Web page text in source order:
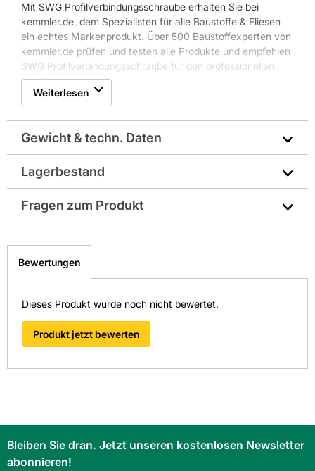
Mit SWG Profilverbindungsschraube erhalten Sie bei
kemmler.de, dem Spezialisten für alle Baustoffe & Fliesen
ein echtes Markenprodukt. Über 500 Baustoffexperten von
kemmler.de prüfen und testen alle Produkte und empfehlen
SWG Profilverbindungsschraube für den professionellen
Einsatz.
Weiterlesen
Gewicht & techn. Daten
Antrieb: Kreuzschlitz PH2
Durchmesser in mm: Ø 3,9
Farbe: schwarz
Gewicht pro Verkaufseinheit: 1,0 kg
Gewindeart: doppelgängiges
Blechschraubengewinde
Oberfläche: phosphatiert
Schraubenkopfantrieb: Phillips
Lagerbestand
Fragen zum Produkt
weitergeleitet zu werden. Wir werden Ihre Anfrage
schnellstmöglich bearbeiten.
Bewertungen
Dieses Produkt wurde noch nicht bewertet.
Produkt jetzt bewerten
Bleiben Sie dran. Jetzt unseren kostenlosen Newsletter
abonnieren!